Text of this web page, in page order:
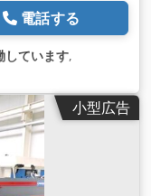
電話する
しています,
小型広告